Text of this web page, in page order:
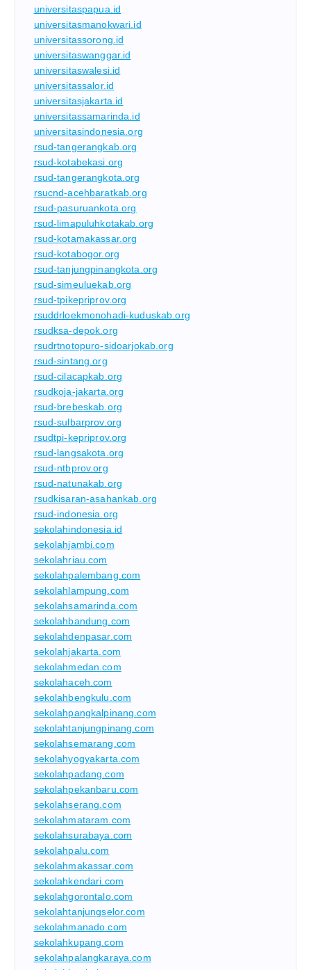
universitaspapua.id
universitasmanokwari.id
universitassorong.id
universitaswanggar.id
universitaswalesi.id
universitassalor.id
universitasjakarta.id
universitassamarinda.id
universitasindonesia.org
rsud-tangerangkab.org
rsud-kotabekasi.org
rsud-tangerangkota.org
rsucnd-acehbaratkab.org
rsud-pasuruankota.org
rsud-limapuluhkotakab.org
rsud-kotamakassar.org
rsud-kotabogor.org
rsud-tanjungpinangkota.org
rsud-simeuluekab.org
rsud-tpikepriprov.org
rsuddrloekmonohadi-kuduskab.org
rsudksa-depok.org
rsudrtnotopuro-sidoarjokab.org
rsud-sintang.org
rsud-cilacapkab.org
rsudkoja-jakarta.org
rsud-brebeskab.org
rsud-sulbarprov.org
rsudtpi-kepriprov.org
rsud-langsakota.org
rsud-ntbprov.org
rsud-natunakab.org
rsudkisaran-asahankab.org
rsud-indonesia.org
sekolahindonesia.id
sekolahjambi.com
sekolahriau.com
sekolahpalembang.com
sekolahlampung.com
sekolahsamarinda.com
sekolahbandung.com
sekolahdenpasar.com
sekolahjakarta.com
sekolahmedan.com
sekolahaceh.com
sekolahbengkulu.com
sekolahpangkalpinang.com
sekolahtanjungpinang.com
sekolahsemarang.com
sekolahyogyakarta.com
sekolahpadang.com
sekolahpekanbaru.com
sekolahserang.com
sekolahmataram.com
sekolahsurabaya.com
sekolahpalu.com
sekolahmakassar.com
sekolahkendari.com
sekolahgorontalo.com
sekolahtanjungselor.com
sekolahmanado.com
sekolahkupang.com
sekolahpalangkaraya.com